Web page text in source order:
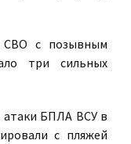
с позывным
три сильных
атаки БПЛА ВСУ в
с пляжей